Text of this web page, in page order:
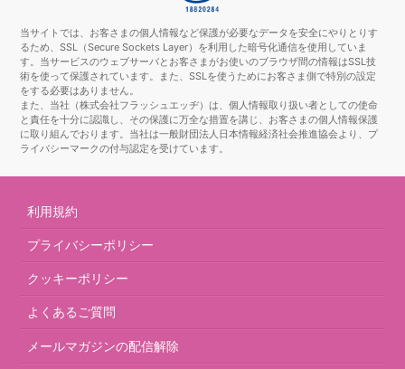
当サイトでは、お客さまの個人情報など保護が必要なデータを安全にやりとりす
るため、SSL（Secure Sockets Layer）を利用した暗号化通信を使用していま
す。当サービスのウェブサーバとお客さまがお使いのブラウザ間の情報はSSL技
術を使って保護されています。また、SSLを使うためにお客さま側で特別の設定
をする必要はありません。
また、当社（株式会社フラッシュエッヂ）は、個人情報取り扱い者としての使命
と責任を十分に認識し、その保護に万全な措置を講じ、お客さまの個人情報保護
に取り組んでおります。当社は一般財団法人日本情報経済社会推進協会より、プ
ライバシーマークの付与認定を受けています。
利用規約
プライバシーポリシー
クッキーポリシー
よくあるご質問
メールマガジンの配信解除